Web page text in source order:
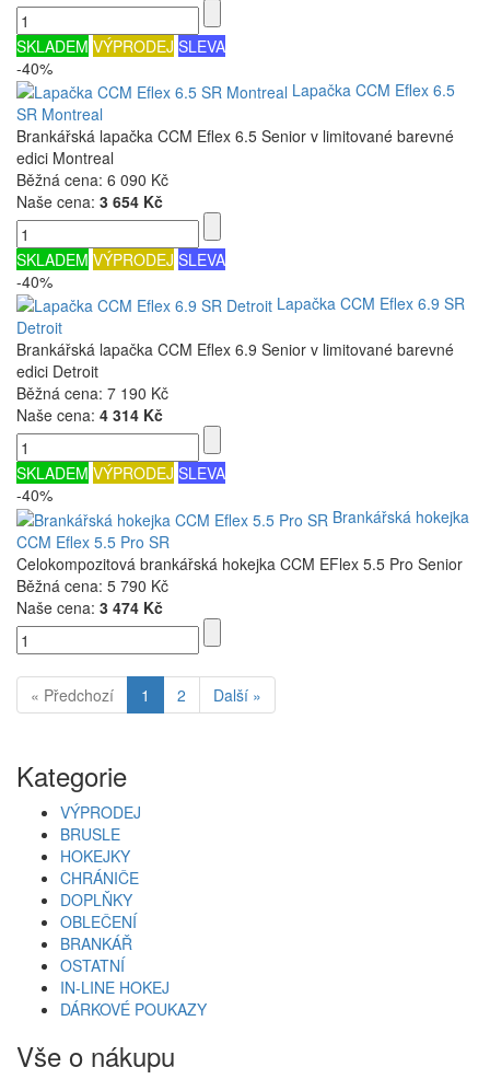
SKLADEM VÝPRODEJ SLEVA
-40%
Lapačka CCM Eflex 6.5
SR Montreal
Brankářská lapačka CCM Eflex 6.5 Senior v limitované barevné
edici Montreal
Běžná cena: 6 090 Kč
Naše cena: 3 654 Kč
SKLADEM VÝPRODEJ SLEVA
-40%
Lapačka CCM Eflex 6.9 SR
Detroit
Brankářská lapačka CCM Eflex 6.9 Senior v limitované barevné
edici Detroit
Běžná cena: 7 190 Kč
Naše cena: 4 314 Kč
SKLADEM VÝPRODEJ SLEVA
-40%
Brankářská hokejka
CCM Eflex 5.5 Pro SR
Celokompozitová brankářská hokejka CCM EFlex 5.5 Pro Senior
Běžná cena: 5 790 Kč
Naše cena: 3 474 Kč
« Předchozí 1 2 Další »
Kategorie
VÝPRODEJ
BRUSLE
HOKEJKY
CHRÁNIČE
DOPLŇKY
OBLEČENÍ
BRANKÁŘ
OSTATNÍ
IN-LINE HOKEJ
DÁRKOVÉ POUKAZY
Vše o nákupu